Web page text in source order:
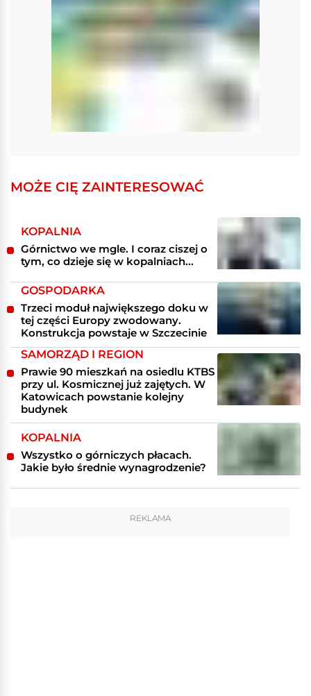
MOŻE CIĘ ZAINTERESOWAĆ
KOPALNIA
Górnictwo we mgle. I coraz ciszej o
tym, co dzieje się w kopalniach...
GOSPODARKA
Trzeci moduł największego doku w
tej części Europy zwodowany.
Konstrukcja powstaje w Szczecinie
SAMORZĄD I REGION
Prawie 90 mieszkań na osiedlu KTBS
przy ul. Kosmicznej już zajętych. W
Katowicach powstanie kolejny
budynek
KOPALNIA
Wszystko o górniczych płacach.
Jakie było średnie wynagrodzenie?
REKLAMA